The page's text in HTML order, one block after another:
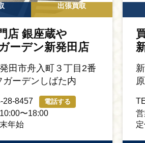
出張買取
店 銀座蔵や
ーデン新発田店
田市舟入町３丁目2番
ガーデンしばた内
28-8457 電話する
〜18:00
年始